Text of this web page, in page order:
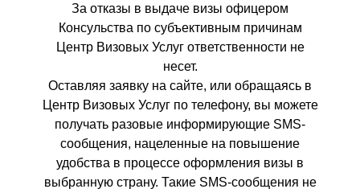
За отказы в выдаче визы офицером
Консульства по субъективным причинам
Центр Визовых Услуг ответственности не
несет.
Оставляя заявку на сайте, или обращаясь в
Центр Визовых Услуг по телефону, вы можете
получать разовые информирующие SMS-
сообщения, нацеленные на повышение
удобства в процессе оформления визы в
выбранную страну. Такие SMS-сообщения не